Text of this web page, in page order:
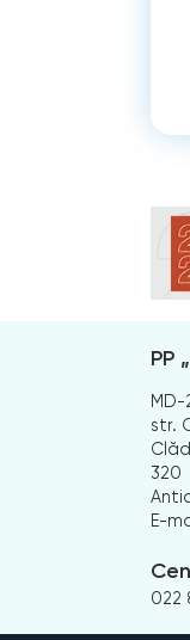
PP
MD-
str.
320
E-
022